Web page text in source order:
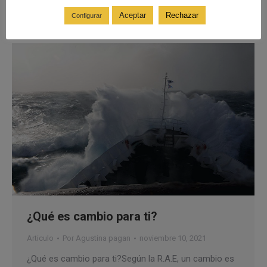
¿Qué es cambio para ti?
Articulo Por Agustina pagan noviembre 10, 2021
¿Qué es cambio para ti?Según la R.A.E, un cambio es
Configurar Aceptar Rechazar